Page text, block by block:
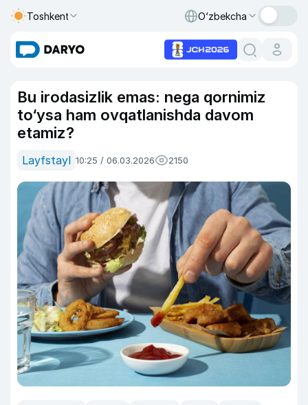
Toshkent O‘zbekcha
Bu irodasizlik emas: nega qornimiz
to‘ysa ham ovqatlanishda davom
etamiz?
Layfstayl 10:25 / 06.03.2026 2150